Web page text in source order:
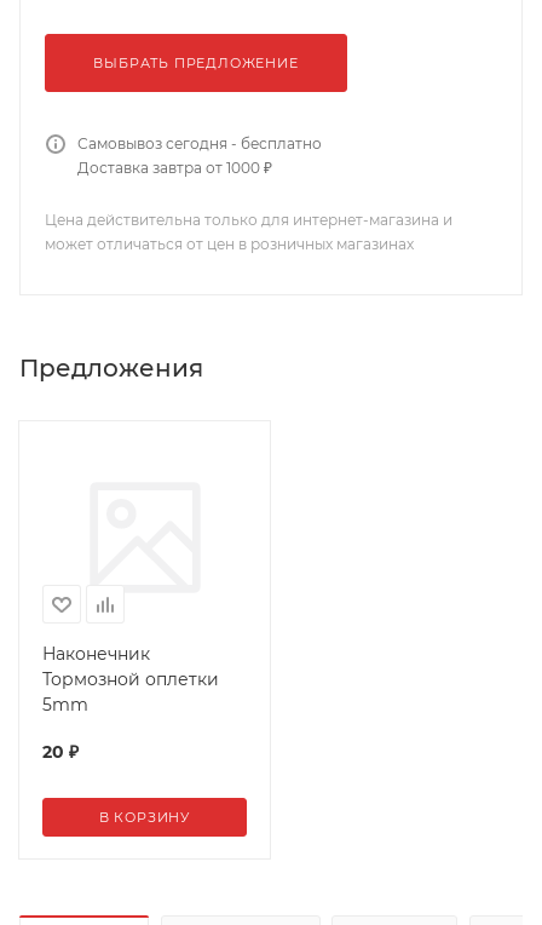
ВЫБРАТЬ ПРЕДЛОЖЕНИЕ
Самовывоз сегодня - бесплатно
Доставка завтра от 1000 ₽
Цена действительна только для интернет-магазина и
может отличаться от цен в розничных магазинах
Предложения
Наконечник
Тормозной оплетки
5mm
20 ₽
В КОРЗИНУ